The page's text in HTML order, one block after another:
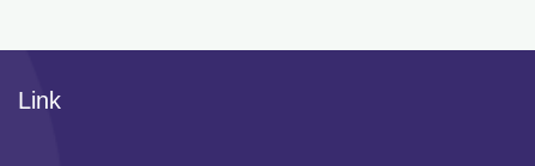
Link